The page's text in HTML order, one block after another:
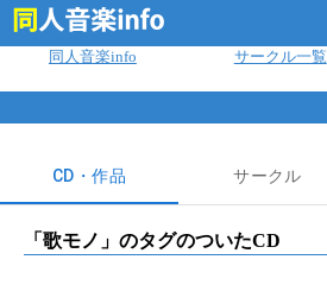
同人音楽info サークル一覧
CD・作品 サークル
「 歌モノ 」のタグのついたCD